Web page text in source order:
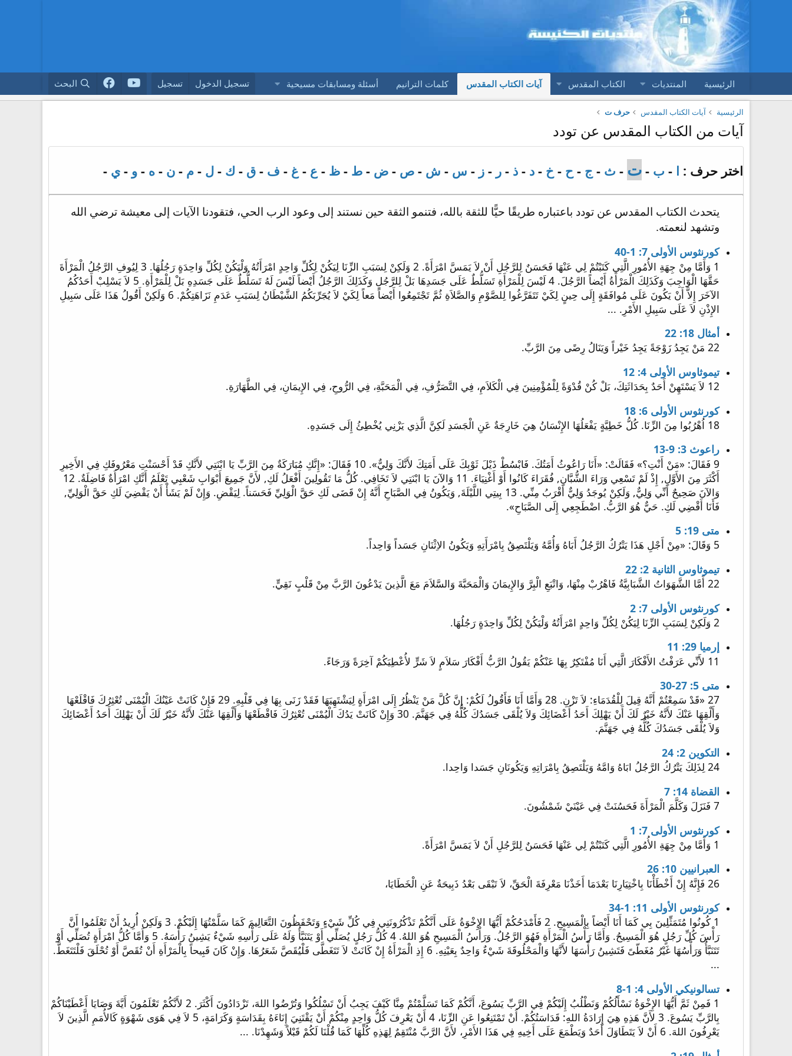
الرئيسية المنتديات الكتاب المقدس آيات الكتاب المقدس كلمات الترانيم أسئلة ومسابقات مسيحية تسجيل الدخول تسجيل البحث
الرئيسية آيات الكتاب المقدس حرف ت
آيات من الكتاب المقدس عن تودد
اختر حرف : ا - ب - ت - ث - ج - ح - خ - د - ذ - ر - ز - س - ش - ص - ض - ط - ظ - ع - غ - ف - ق - ك - ل - م - ن - ه - و - ي -
يتحدث الكتاب المقدس عن تودد باعتباره طريقًا حيًّا للثقة بالله، فتنمو الثقة حين نستند إلى وعود الرب الحي، فتقودنا الآيات إلى معيشة ترضي الله
وتشهد لنعمته.
كورنثوس الأولى 7: 1-40
1 وَأَمَّا مِنْ جِهَةِ الأُمُورِ الَّتِي كَتَبْتُمْ لِي عَنْهَا فَحَسَنٌ لِلرَّجُلِ أَنْ لاَ يَمَسَّ امْرَأَةً. 2 وَلَكِنْ لِسَبَبِ الزِّنَا لِيَكُنْ لِكُلِّ وَاحِدٍ امْرَأَتُهُ وَلْيَكُنْ لِكُلِّ وَاحِدَةٍ رَجُلُهَا. 3 لِيُوفِ الرَّجُلُ الْمَرْأَةَ
حَقَّهَا الْوَاجِبَ وَكَذَلِكَ الْمَرْأَةُ أَيْضاً الرَّجُلَ. 4 لَيْسَ لِلْمَرْأَةِ تَسَلُّطٌ عَلَى جَسَدِهَا بَلْ لِلرَّجُلِ وَكَذَلِكَ الرَّجُلُ أَيْضاً لَيْسَ لَهُ تَسَلُّطٌ عَلَى جَسَدِهِ بَلْ لِلْمَرْأَةِ. 5 لاَ يَسْلِبْ أَحَدُكُمُ
الآخَرَ إِلاَّ أَنْ يَكُونَ عَلَى مُوافَقَةٍ إِلَى حِينٍ لِكَيْ تَتَفَرَّغُوا لِلصَّوْمِ وَالصَّلاَةِ ثُمَّ تَجْتَمِعُوا أَيْضاً مَعاً لِكَيْ لاَ يُجَرِّبَكُمُ الشَّيْطَانُ لِسَبَبِ عَدَمِ نَزَاهَتِكُمْ. 6 وَلَكِنْ أَقُولُ هَذَا عَلَى سَبِيلِ
الإِذْنِ لاَ عَلَى سَبِيلِ الأَمْرِ. ...
أمثال 18: 22
22 مَنْ يَجِدُ زَوْجَةً يَجِدُ خَيْراً وَيَنَالُ رِضًى مِنَ الرَّبِّ.
تيموثاوس الأولى 4: 12
12 لاَ يَسْتَهِنْ أَحَدٌ بِحَدَاثَتِكَ، بَلْ كُنْ قُدْوَةً لِلْمُؤْمِنِينَ فِي الْكَلاَمِ، فِي التَّصَرُّفِ، فِي الْمَحَبَّةِ، فِي الرُّوحِ، فِي الإِيمَانِ، فِي الطَّهَارَةِ.
كورنثوس الأولى 6: 18
18 اُهْرُبُوا مِنَ الزِّنَا. كُلُّ خَطِيَّةٍ يَفْعَلُهَا الإِنْسَانُ هِيَ خَارِجَةٌ عَنِ الْجَسَدِ لَكِنَّ الَّذِي يَزْنِي يُخْطِئُ إِلَى جَسَدِهِ.
راعوث 3: 9-13
9 فَقَالَ: «مَنْ أَنْتِ؟» فَقَالَتْ: «أَنَا رَاعُوثُ أَمَتُكَ. فَابْسُطْ ذَيْلَ ثَوْبِكَ عَلَى أَمَتِكَ لأَنَّكَ وَلِيٌّ». 10 فَقَالَ: «إِنَّكِ مُبَارَكَةٌ مِنَ الرَّبِّ يَا ابْنَتِي لأَنَّكِ قَدْ أَحْسَنْتِ مَعْرُوفَكِ فِي الأَخِيرِ
أَكْثَرَ مِنَ الأَوَّلِ, إِذْ لَمْ تَسْعِي وَرَاءَ الشُّبَّانِ, فُقَرَاءَ كَانُوا أَوْ أَغْنِيَاءَ. 11 وَالآنَ يَا ابْنَتِي لاَ تَخَافِي. كُلُّ مَا تَقُولِينَ أَفْعَلُ لَكِ, لأَنَّ جَمِيعَ أَبْوَابِ شَعْبِي تَعْلَمُ أَنَّكِ امْرَأَةٌ فَاضِلَةٌ. 12
وَالآنَ صَحِيحٌ أَنِّي وَلِيٌّ, وَلَكِنْ يُوجَدُ وَلِيٌّ أَقْرَبُ مِنِّي. 13 بِيتِي اللَّيْلَةَ, وَيَكُونُ فِي الصَّبَاحِ أَنَّهُ إِنْ قَضَى لَكِ حَقَّ الْوَلِيِّ فَحَسَناً. لِيَقْضِ. وَإِنْ لَمْ يَشَأْ أَنْ يَقْضِيَ لَكِ حَقَّ الْوَلِيِّ,
فَأَنَا أَقْضِي لَكِ. حَيٌّ هُوَ الرَّبُّ. اضْطَجِعِي إِلَى الصَّبَاحِ».
متى 19: 5
5 وَقَالَ: «مِنْ أَجْلِ هَذَا يَتْرُكُ الرَّجُلُ أَبَاهُ وَأُمَّهُ وَيَلْتَصِقُ بِامْرَأَتِهِ وَيَكُونُ الاِثْنَانِ جَسَداً وَاحِداً.
تيموثاوس الثانية 2: 22
22 أَمَّا الشَّهَوَاتُ الشَّبَابِيَّةُ فَاهْرُبْ مِنْهَا، وَاتْبَعِ الْبِرَّ وَالإِيمَانَ وَالْمَحَبَّةَ وَالسَّلاَمَ مَعَ الَّذِينَ يَدْعُونَ الرَّبَّ مِنْ قَلْبٍ نَقِيٍّ.
كورنثوس الأولى 7: 2
2 وَلَكِنْ لِسَبَبِ الزِّنَا لِيَكُنْ لِكُلِّ وَاحِدٍ امْرَأَتُهُ وَلْيَكُنْ لِكُلِّ وَاحِدَةٍ رَجُلُهَا.
إرميا 29: 11
11 لأَنِّي عَرَفْتُ الأَفْكَارَ الَّتِي أَنَا مُفْتَكِرٌ بِهَا عَنْكُمْ يَقُولُ الرَّبُّ أَفْكَارَ سَلاَمٍ لاَ شَرٍّ لأُعْطِيَكُمْ آخِرَةً وَرَجَاءً.
متى 5: 27-30
27 «قَدْ سَمِعْتُمْ أَنَّهُ قِيلَ لِلْقُدَمَاءِ: لاَ تَزْنِ. 28 وَأَمَّا أَنَا فَأَقُولُ لَكُمْ: إِنَّ كُلَّ مَنْ يَنْظُرُ إِلَى امْرَأَةٍ لِيَشْتَهِيَهَا فَقَدْ زَنَى بِهَا فِي قَلْبِهِ. 29 فَإِنْ كَانَتْ عَيْنُكَ الْيُمْنَى تُعْثِرُكَ فَاقْلَعْهَا
وَأَلْقِهَا عَنْكَ لأَنَّهُ خَيْرٌ لَكَ أَنْ يَهْلِكَ أَحَدُ أَعْضَائِكَ وَلاَ يُلْقَى جَسَدُكَ كُلُّهُ فِي جَهَنَّمَ. 30 وَإِنْ كَانَتْ يَدُكَ الْيُمْنَى تُعْثِرُكَ فَاقْطَعْهَا وَأَلْقِهَا عَنْكَ لأَنَّهُ خَيْرٌ لَكَ أَنْ يَهْلِكَ أَحَدُ أَعْضَائِكَ
وَلاَ يُلْقَى جَسَدُكَ كُلُّهُ فِي جَهَنَّمَ.
التكوين 2: 24
24 لِذَلِكَ يَتْرُكُ الرَّجُلُ ابَاهُ وَامَّهُ وَيَلْتَصِقُ بِامْرَاتِهِ وَيَكُونَانِ جَسَدا وَاحِدا.
القضاة 14: 7
7 فَنَزَلَ وَكَلَّمَ الْمَرْأَةَ فَحَسُنَتْ فِي عَيْنَيْ شَمْشُونَ.
كورنثوس الأولى 7: 1
1 وَأَمَّا مِنْ جِهَةِ الأُمُورِ الَّتِي كَتَبْتُمْ لِي عَنْهَا فَحَسَنٌ لِلرَّجُلِ أَنْ لاَ يَمَسَّ امْرَأَةً.
العبرانيين 10: 26
26 فَإِنَّهُ إِنْ أَخْطَأْنَا بِاخْتِيَارِنَا بَعْدَمَا أَخَذْنَا مَعْرِفَةَ الْحَقِّ، لاَ تَبْقَى بَعْدُ ذَبِيحَةٌ عَنِ الْخَطَايَا،
كورنثوس الأولى 11: 1-34
1 كُونُوا مُتَمَثِّلِينَ بِي كَمَا أَنَا أَيْضاً بِالْمَسِيحِ. 2 فَأَمْدَحُكُمْ أَيُّهَا الإِخْوَةُ عَلَى أَنَّكُمْ تَذْكُرُونَنِي فِي كُلِّ شَيْءٍ وَتَحْفَظُونَ التَّعَالِيمَ كَمَا سَلَّمْتُهَا إِلَيْكُمْ. 3 وَلَكِنْ أُرِيدُ أَنْ تَعْلَمُوا أَنَّ
رَأْسَ كُلِّ رَجُلٍ هُوَ الْمَسِيحُ. وَأَمَّا رَأْسُ الْمَرْأَةِ فَهُوَ الرَّجُلُ. وَرَأْسُ الْمَسِيحِ هُوَ اللهُ. 4 كُلُّ رَجُلٍ يُصَلِّي أَوْ يَتَنَبَّأُ وَلَهُ عَلَى رَأْسِهِ شَيْءٌ يَشِينُ رَأْسَهُ. 5 وَأَمَّا كُلُّ امْرَأَةٍ تُصَلِّي أَوْ
تَتَنَبَّأُ وَرَأْسُهَا غَيْرُ مُغَطّىً فَتَشِينُ رَأْسَهَا لأَنَّهَا وَالْمَحْلُوقَةَ شَيْءٌ وَاحِدٌ بِعَيْنِهِ. 6 إِذِ الْمَرْأَةُ إِنْ كَانَتْ لاَ تَتَغَطَّى فَلْيُقَصَّ شَعَرُهَا. وَإِنْ كَانَ قَبِيحاً بِالْمَرْأَةِ أَنْ تُقَصَّ أَوْ تُحْلَقَ فَلْتَتَغَطَّ.
...
تسالونيكي الأولى 4: 1-8
1 فَمِنْ ثَمَّ أَيُّهَا الإِخْوَةُ نَسْأَلُكُمْ وَنَطْلُبُ إِلَيْكُمْ فِي الرَّبِّ يَسُوعَ، أَنَّكُمْ كَمَا تَسَلَّمْتُمْ مِنَّا كَيْفَ يَجِبُ أَنْ تَسْلُكُوا وَتُرْضُوا اللهَ، تَزْدَادُونَ أَكْثَرَ. 2 لأَنَّكُمْ تَعْلَمُونَ أَيَّةَ وَصَايَا أَعْطَيْنَاكُمْ
بِالرَّبِّ يَسُوعَ. 3 لأَنَّ هَذِهِ هِيَ إِرَادَةُ اللهِ: قَدَاسَتُكُمْ. أَنْ تَمْتَنِعُوا عَنِ الزِّنَا، 4 أَنْ يَعْرِفَ كُلُّ وَاحِدٍ مِنْكُمْ أَنْ يَقْتَنِيَ إِنَاءَهُ بِقَدَاسَةٍ وَكَرَامَةٍ، 5 لاَ فِي هَوَى شَهْوَةٍ كَالأُمَمِ الَّذِينَ لاَ
يَعْرِفُونَ اللهَ. 6 أَنْ لاَ يَتَطَاوَلَ أَحَدٌ وَيَطْمَعَ عَلَى أَخِيهِ فِي هَذَا الأَمْرِ، لأَنَّ الرَّبَّ مُنْتَقِمٌ لِهَذِهِ كُلِّهَا كَمَا قُلْنَا لَكُمْ قَبْلاً وَشَهِدْنَا. ...